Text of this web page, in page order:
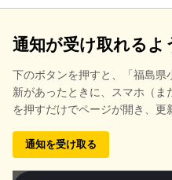
通知が受け取れるよ
下のボタンを押すと、
「福島
新があったときに、スマホ（ま
を押すだけでページが開き、更
通知を受け取る